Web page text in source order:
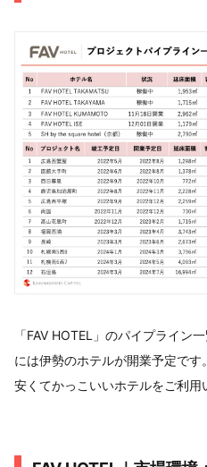
「FAV HOTEL」のパイプライン
には伊勢のホテルが開業予定で
安くてかっこいいホテルをご利用